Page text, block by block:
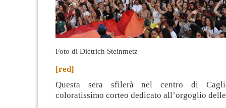
Foto di Dietrich Steinmetz
[red]
Questa sera sfilerà nel centro di
coloratissimo corteo dedicato all’orgoglio